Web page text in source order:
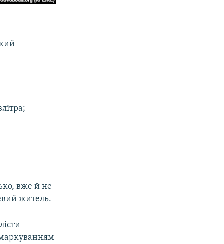
вже й не
житель.
маркуванням